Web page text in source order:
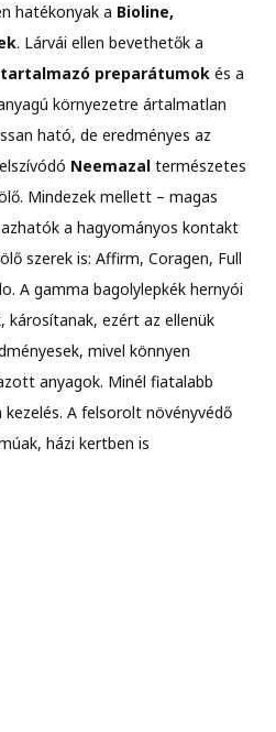
hatékonyak a Bioline,
. Lárvái ellen bevethetők a
preparátumok és a
környezetre ártalmatlan
ható, de eredményes az
Neemazal természetes
Mindezek mellett – magas
a hagyományos kontakt
szerek is: Affirm, Coragen, Full
A gamma bagolylepkék hernyói
károsítanak, ezért az ellenük
mivel könnyen
anyagok. Minél fiatalabb
A felsorolt növényvédő
házi kertben is